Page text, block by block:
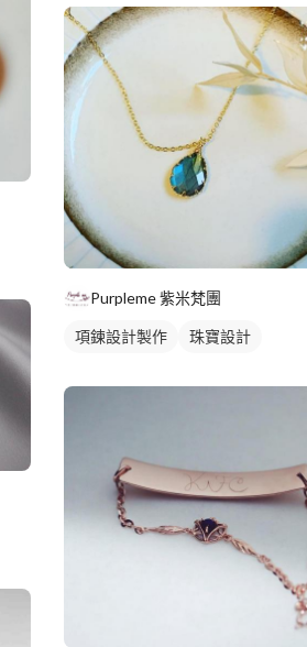
Purpleme 紫米梵團
項鍊設計製作 珠寶設計